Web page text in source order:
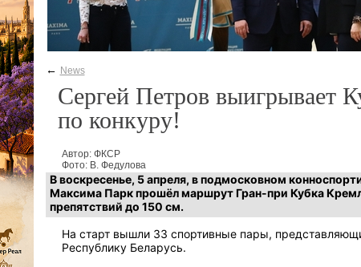
← News
Сергей Петров выигрывает
по конкуру!
Автор: ФКСР
Фото: В. Федулова
В воскресенье, 5 апреля, в подмосковном
Максима Парк прошёл маршрут Гран-при Кубка
препятствий до 150 см.
На старт вышли 33 спортивные пары,
Республику Беларусь.